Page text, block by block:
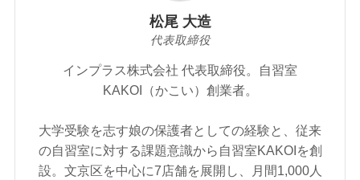
松尾 大造
代表取締役
インプラス株式会社 代表取締役。自習室
KAKOI（かこい）創業者。
大学受験を志す娘の保護者としての経験と、従来
の自習室に対する課題意識から自習室KAKOIを創
設。文京区を中心に7店舗を展開し、月間1,000人